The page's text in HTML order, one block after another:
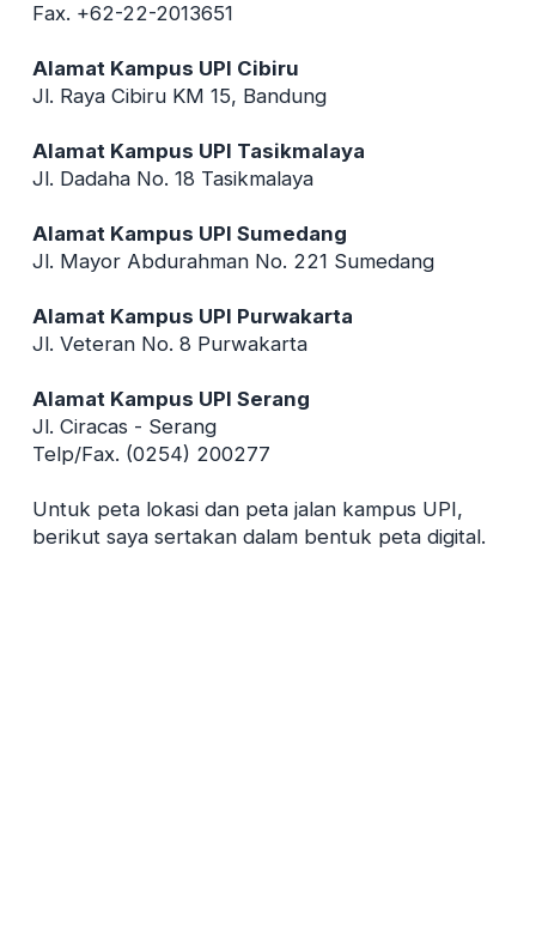
Fax. +62-22-2013651
Alamat Kampus UPI Cibiru
Jl. Raya Cibiru KM 15, Bandung
Alamat Kampus UPI Tasikmalaya
Jl. Dadaha No. 18 Tasikmalaya
Alamat Kampus UPI Sumedang
Jl. Mayor Abdurahman No. 221 Sumedang
Alamat Kampus UPI Purwakarta
Jl. Veteran No. 8 Purwakarta
Alamat Kampus UPI Serang
Jl. Ciracas - Serang
Telp/Fax. (0254) 200277
Untuk peta lokasi dan peta jalan kampus UPI,
berikut saya sertakan dalam bentuk peta digital.